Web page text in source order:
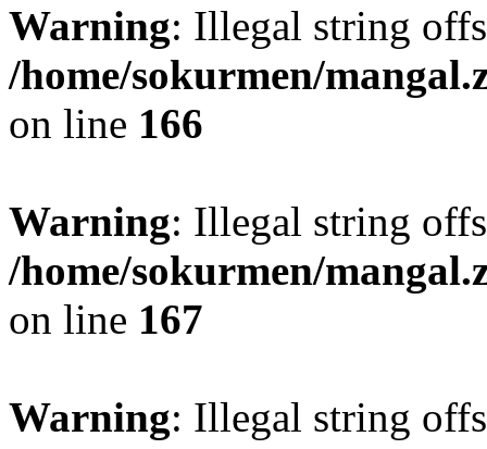
Warning: Illegal string
/home/sokurmen/
on line 166
Warning: Illegal string
/home/sokurmen/
on line 167
Warning: Illegal string